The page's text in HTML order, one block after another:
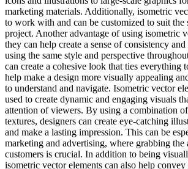
marketing materials. Additionally, isometric
to work with and can be customized to suit the
project. Another advantage of using isometric
they can help create a sense of consistency
using the same style and perspective
can create a cohesive look that ties everything
help make a design more visually appealing
to understand and navigate. Isometric vector
used to create dynamic and engaging visuals
attention of viewers. By using a combination
textures, designers can create eye-catching
and make a lasting impression. This can be
marketing and advertising, where grabbing the
customers is crucial. In addition to being
isometric vector elements can also help